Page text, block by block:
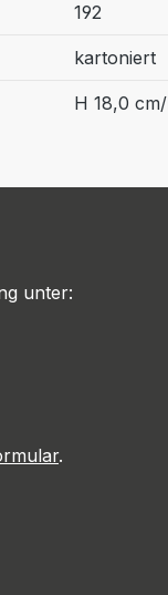
192
kartoniert
H 18,0
unter:
.